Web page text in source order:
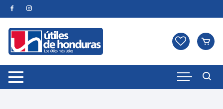
Skip
to
content